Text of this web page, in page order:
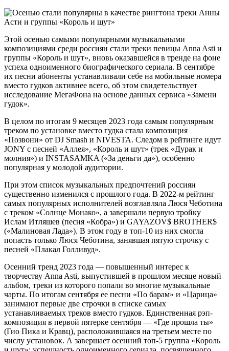
Этой осенью самыми популярными музыкальными
композициями среди россиян стали треки певицы Anna Asti и
группы «Король и шут», вновь оказавшейся в тренде на фоне
успеха одноименного биографического сериала. В сентябре
их песни абоненты устанавливали себе на мобильные номера
вместо гудков активнее всего, об этом свидетельствует
исследование МегаФона на основе данных сервиса «Замени
гудок».
В целом по итогам 9 месяцев 2023 года самым популярным
треком по установке вместо гудка стала композиция
«Позвони» от DJ Smash и NIVESTA. Следом в рейтинге идут
JONY с песней «Аллея», «Король и шут» (трек «Дурак и
молния») и INSTASAMKA («За деньги да»), особенно
популярная у молодой аудитории.
При этом список музыкальных предпочтений россиян
существенно изменился с прошлого года. В 2022-м рейтинг
самых популярных исполнителей возглавляла Люся Чеботина
с треком «Солнце Монако», а завершали первую тройку
Ислам Итляшев (песня «Кобра») и GAYAZOV$ BROTHER$
(«Малиновая Лада»). В этом году в топ-10 из них смогла
попасть только Люся Чеботина, занявшая пятую строчку с
песней «Плакал Голливуд».
Осенний тренд 2023 года — повышенный интерес к
творчеству Anna Asti, выпустившей в прошлом месяце новый
альбом, треки из которого попали во многие музыкальные
чарты. По итогам сентября ее песни «По барам» и «Царица»
занимают первые две строчки в списке самых
устанавливаемых треков вместо гудков. Единственная рэп-
композиция в первой пятерке сентября — «Где прошла ты»
(Гио Пика и Кравц), расположившаяся на третьем месте по
числу установок. А завершает осенний топ-5 группа «Король